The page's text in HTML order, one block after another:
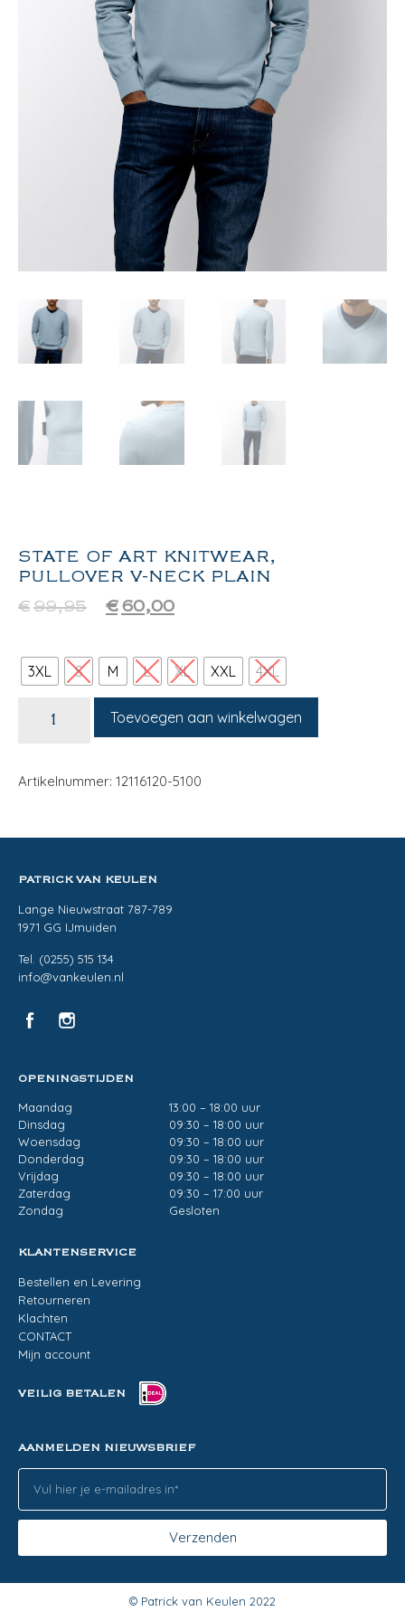
STATE OF ART KNITWEAR,
PULLOVER V-NECK PLAIN
€99,95 € 60,00
3XL S M L XL XXL 4XL
Toevoegen aan winkelwagen
Artikelnummer: 12116120-5100
PATRICK VAN KEULEN
Lange Nieuwstraat 787-789
1971 GG IJmuiden
Tel. (0255) 515 134
info@vankeulen.nl
OPENINGSTIJDEN
Maandag
13:00 – 18:00 uur
Dinsdag
09:30 – 18:00 uur
Woensdag
09:30 – 18:00 uur
Donderdag
09:30 – 18:00 uur
Vrijdag
09:30 – 18:00 uur
Zaterdag
09:30 – 17:00 uur
Zondag
Gesloten
KLANTENSERVICE
Bestellen en Levering
Retourneren
Klachten
CONTACT
Mijn account
VEILIG BETALEN
AANMELDEN NIEUWSBRIEF
Verzenden
© Patrick van Keulen 2022